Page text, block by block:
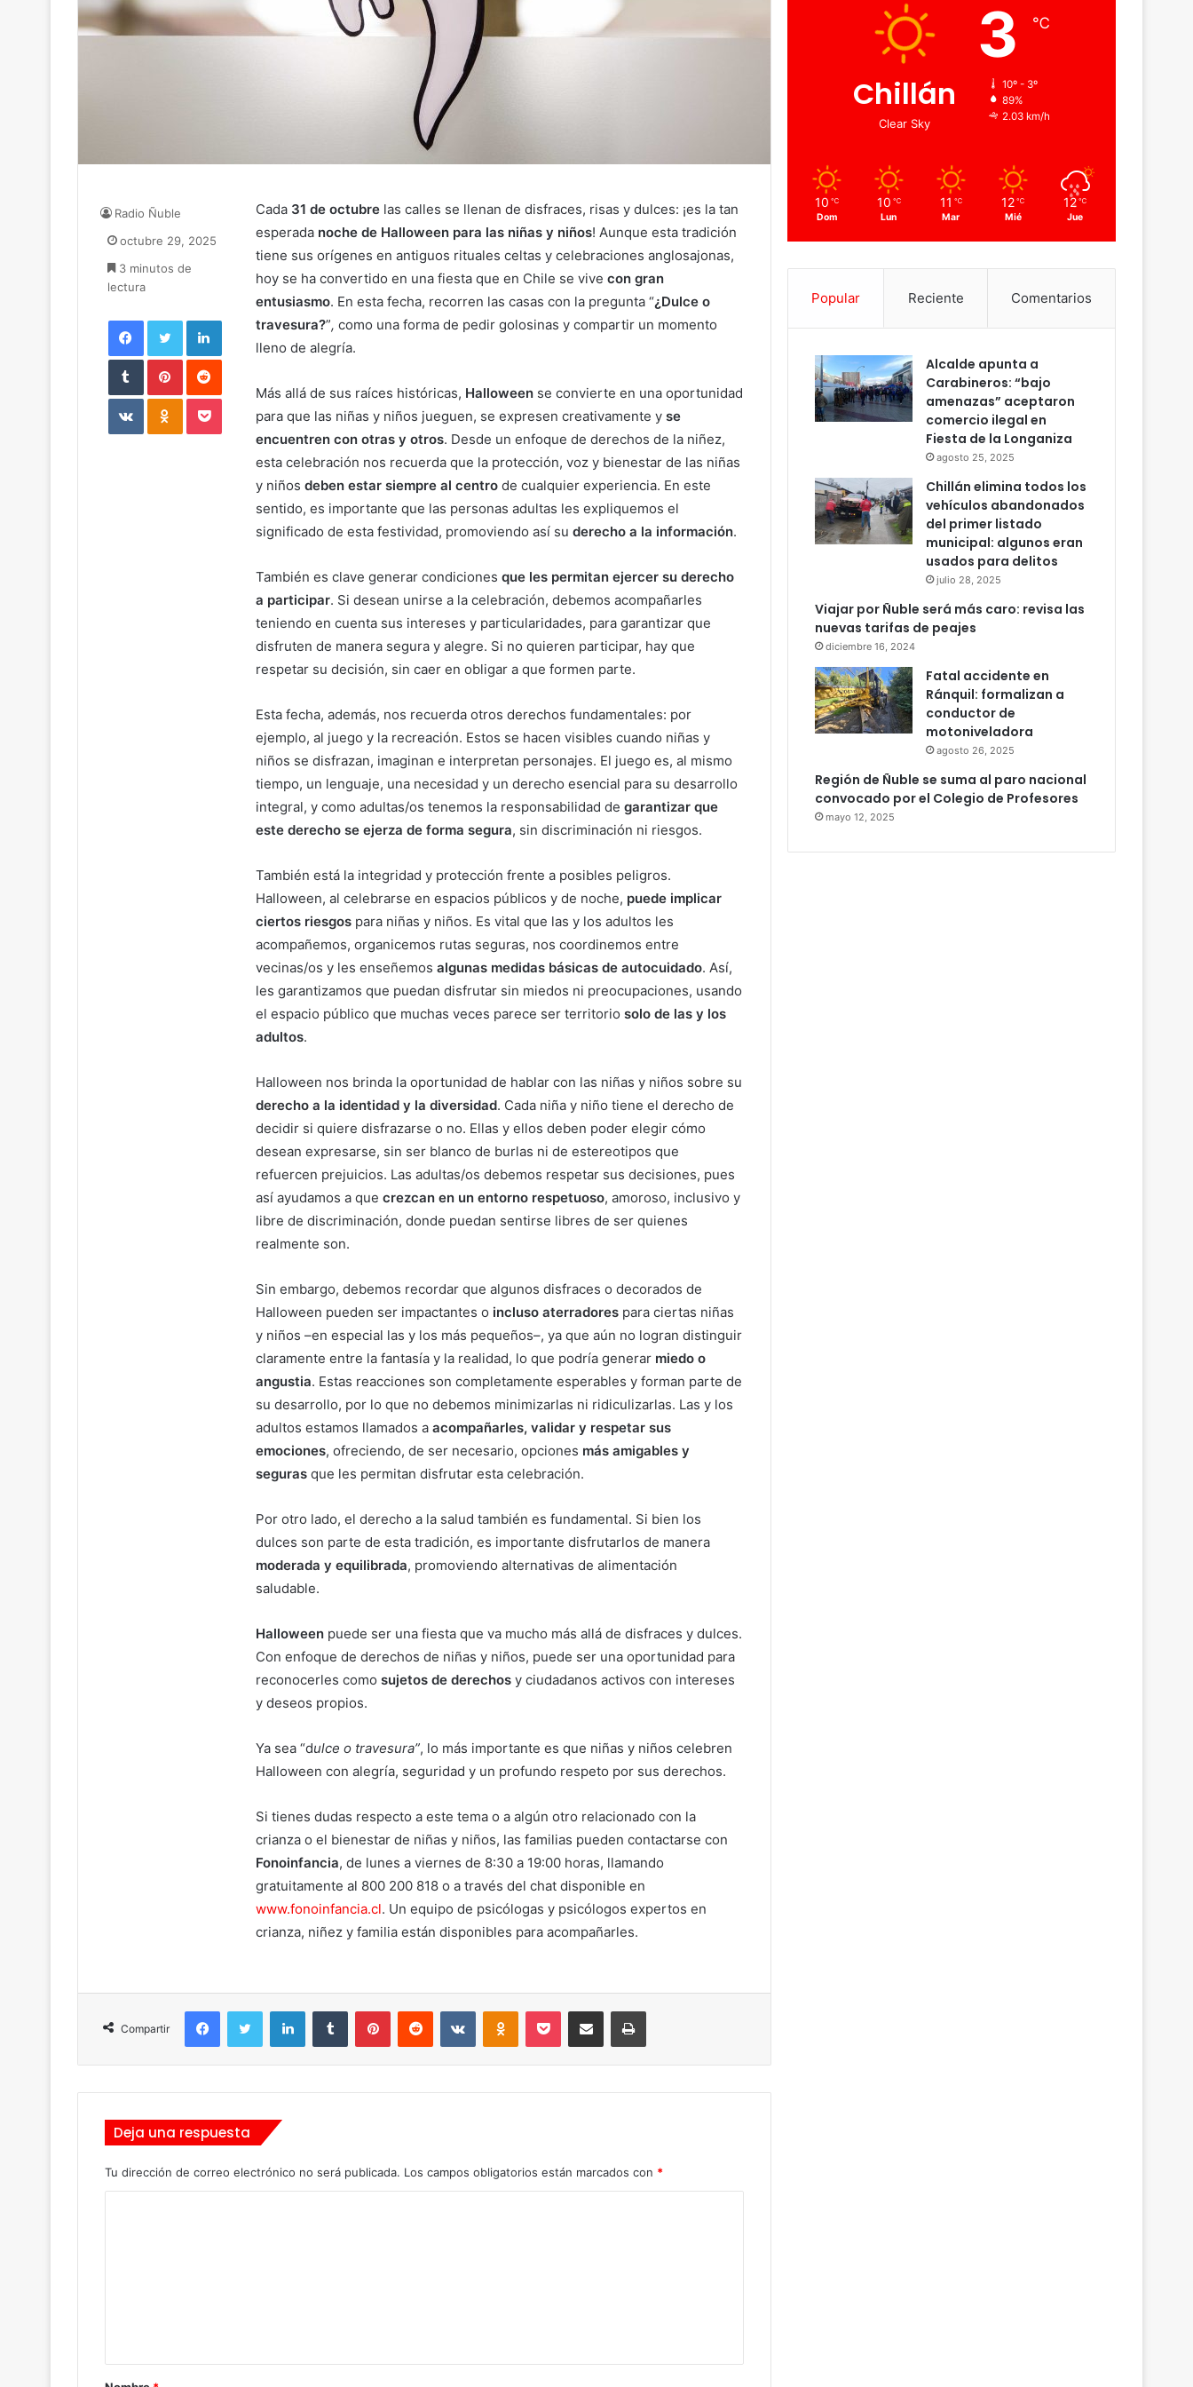
Cada 31 de octubre las calles se llenan de disfraces, risas y dulces: ¡es la tan
esperada noche de Halloween para las niñas y niños! Aunque esta tradición
tiene sus orígenes en antiguos rituales celtas y celebraciones anglosajonas,
hoy se ha convertido en una fiesta que en Chile se vive con gran
entusiasmo. En esta fecha, recorren las casas con la pregunta “¿Dulce o
travesura?”, como una forma de pedir golosinas y compartir un momento
lleno de alegría.
Más allá de sus raíces históricas, Halloween se convierte en una oportunidad
para que las niñas y niños jueguen, se expresen creativamente y se
encuentren con otras y otros. Desde un enfoque de derechos de la niñez,
esta celebración nos recuerda que la protección, voz y bienestar de las niñas
y niños deben estar siempre al centro de cualquier experiencia. En este
sentido, es importante que las personas adultas les expliquemos el
significado de esta festividad, promoviendo así su derecho a la información.
También es clave generar condiciones que les permitan ejercer su derecho
a participar. Si desean unirse a la celebración, debemos acompañarles
teniendo en cuenta sus intereses y particularidades, para garantizar que
disfruten de manera segura y alegre. Si no quieren participar, hay que
respetar su decisión, sin caer en obligar a que formen parte.
Esta fecha, además, nos recuerda otros derechos fundamentales: por
ejemplo, al juego y la recreación. Estos se hacen visibles cuando niñas y
niños se disfrazan, imaginan e interpretan personajes. El juego es, al mismo
tiempo, un lenguaje, una necesidad y un derecho esencial para su desarrollo
integral, y como adultas/os tenemos la responsabilidad de garantizar que
este derecho se ejerza de forma segura, sin discriminación ni riesgos.
También está la integridad y protección frente a posibles peligros.
Halloween, al celebrarse en espacios públicos y de noche, puede implicar
ciertos riesgos para niñas y niños. Es vital que las y los adultos les
acompañemos, organicemos rutas seguras, nos coordinemos entre
vecinas/os y les enseñemos algunas medidas básicas de autocuidado. Así,
les garantizamos que puedan disfrutar sin miedos ni preocupaciones, usando
el espacio público que muchas veces parece ser territorio solo de las y los
adultos.
Halloween nos brinda la oportunidad de hablar con las niñas y niños sobre su
derecho a la identidad y la diversidad. Cada niña y niño tiene el derecho de
decidir si quiere disfrazarse o no. Ellas y ellos deben poder elegir cómo
desean expresarse, sin ser blanco de burlas ni de estereotipos que
refuercen prejuicios. Las adultas/os debemos respetar sus decisiones, pues
así ayudamos a que crezcan en un entorno respetuoso, amoroso, inclusivo y
libre de discriminación, donde puedan sentirse libres de ser quienes
realmente son.
Sin embargo, debemos recordar que algunos disfraces o decorados de
Halloween pueden ser impactantes o incluso aterradores para ciertas niñas
y niños –en especial las y los más pequeños–, ya que aún no logran distinguir
claramente entre la fantasía y la realidad, lo que podría generar miedo o
angustia. Estas reacciones son completamente esperables y forman parte de
su desarrollo, por lo que no debemos minimizarlas ni ridiculizarlas. Las y los
adultos estamos llamados a acompañarles, validar y respetar sus
emociones, ofreciendo, de ser necesario, opciones más amigables y
seguras que les permitan disfrutar esta celebración.
Por otro lado, el derecho a la salud también es fundamental. Si bien los
dulces son parte de esta tradición, es importante disfrutarlos de manera
moderada y equilibrada, promoviendo alternativas de alimentación
saludable.
Halloween puede ser una fiesta que va mucho más allá de disfraces y dulces.
Con enfoque de derechos de niñas y niños, puede ser una oportunidad para
reconocerles como sujetos de derechos y ciudadanos activos con intereses
y deseos propios.
Ya sea “dulce o travesura”, lo más importante es que niñas y niños celebren
Halloween con alegría, seguridad y un profundo respeto por sus derechos.
Si tienes dudas respecto a este tema o a algún otro relacionado con la
crianza o el bienestar de niñas y niños, las familias pueden contactarse con
Fonoinfancia, de lunes a viernes de 8:30 a 19:00 horas, llamando
gratuitamente al 800 200 818 o a través del chat disponible en
www.fonoinfancia.cl. Un equipo de psicólogas y psicólogos expertos en
crianza, niñez y familia están disponibles para acompañarles.
Radio Ñuble
octubre 29, 2025
3 minutos de
lectura
Facebook Twitter LinkedIn
Tumblr Pinterest Reddit
VKontakte Odnoklassniki Pocket
Compartir
Deja una respuesta
Tu dirección de correo electrónico no será publicada. Los campos obligatorios están marcados con *
a
Chillán
Clear Sky
3 ℃
10º - 3º
89%
2.03 km/h
10 ℃
Dom
10 ℃
Lun
11 ℃
Mar
12 ℃
Mié
12 ℃
Jue
Popular Reciente Comentarios
Alcalde apunta a
Carabineros: “bajo
amenazas” aceptaron
comercio ilegal en
Fiesta de la Longaniza
agosto 25, 2025
Chillán elimina todos los
vehículos abandonados
del primer listado
municipal: algunos eran
usados para delitos
julio 28, 2025
Viajar por Ñuble será más caro: revisa las
nuevas tarifas de peajes
diciembre 16, 2024
Fatal accidente en
Ránquil: formalizan a
conductor de
motoniveladora
agosto 26, 2025
Región de Ñuble se suma al paro nacional
convocado por el Colegio de Profesores
mayo 12, 2025